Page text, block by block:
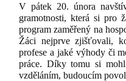
V pátek 20. února
gramotnosti, která si pro
program zaměřený na
Žáci nejprve zjišťovali,
profese a jaké výhody či
práce. Díky tomu si
vzděláním, budoucím